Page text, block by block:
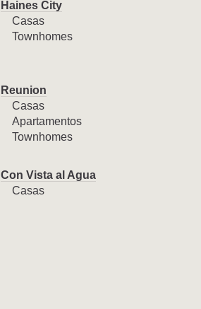
Haines City
Casas
Townhomes
Reunion
Casas
Apartamentos
Townhomes
Con Vista al Agua
Casas